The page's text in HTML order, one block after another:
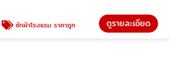
ซักผ้าโรงแรม ราคาถูก ดูรายละเอียด